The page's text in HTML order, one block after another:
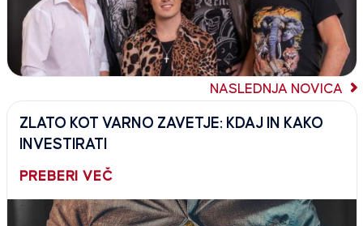
NASLEDNJA NOVICA
ZLATO KOT VARNO ZAVETJE: KDAJ IN KAKO
INVESTIRATI
PREBERI VEČ